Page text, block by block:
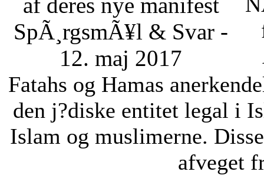
SpÃ¸rgsmÃ¥l & Svar -
12. maj 2017
Fatahs og Hamas
den j?diske entitet legal i
Islam og muslimerne.
afveget